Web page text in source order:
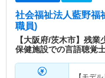
社会福祉法人藍野福
職員)
【大阪府/茨木市】残
保健施設での言語聴覚